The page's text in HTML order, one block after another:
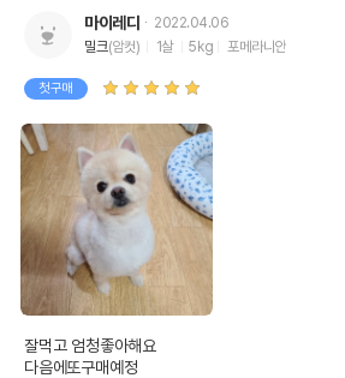
기타성분
원료구성
글리세롤,소금,구연산,
미노산(DL-메티오닌),미
아연,요오드칼륨 등),보
민합제(염화콜린,비타민
등),착색료(식용색소적
육류및육류산물(가금육
두콩,당근,토마토,호박),
마이레디
2022.04.06
밀크(암컷) 1살 5kg 포메라니안
첫구매
잘먹고 엄청좋아해요
다음에또구매예정